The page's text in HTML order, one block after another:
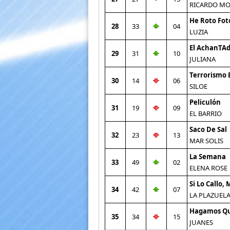
RICARDO
28 33 04
He Roto
LUZIA
29 31 10
El
JULIANA
30 14 06
Terrorismo
SILOE
31 19 09
Peliculón
EL BARRIO
32 23 13
Saco De Sal
MAR SOLIS
33 49 02
La Semana
ELENA ROSE
34 42 07
Si Lo Callo,
LA PLAZUELA
35 34 15
Hagamos
JUANES